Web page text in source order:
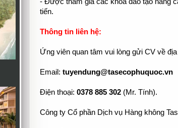
tiến.
Thông tin liên hệ:
Ứng viên quan tâm vui lòng gửi CV về địa
Email: tuyendung@tasecophuquoc.vn
Điện thoại: 0378 885 302(Mr. Tính).
Công ty Cổ phần Dịch vụ Hàng không